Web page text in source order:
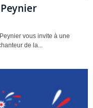
vous invite à une
de la...